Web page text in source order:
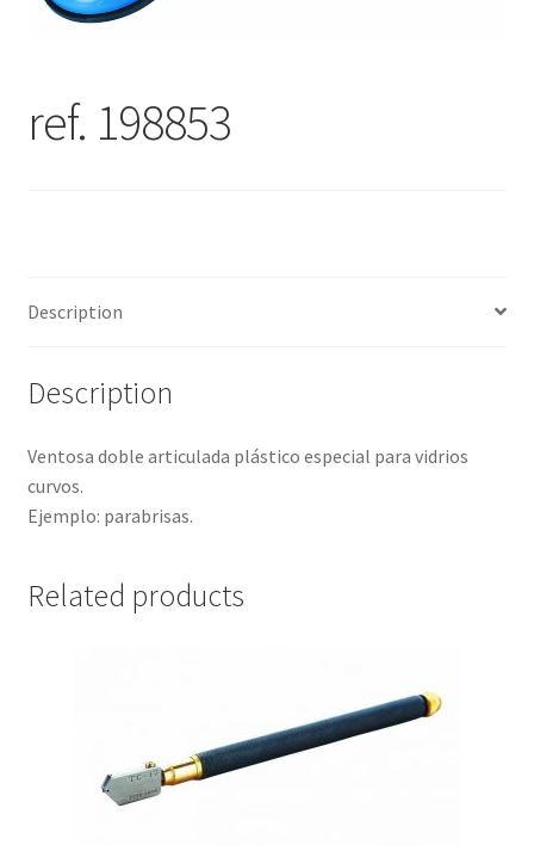
ref. 198853
Description
Description
Ventosa doble articulada plástico especial para vidrios
curvos.
Ejemplo: parabrisas.
Related products